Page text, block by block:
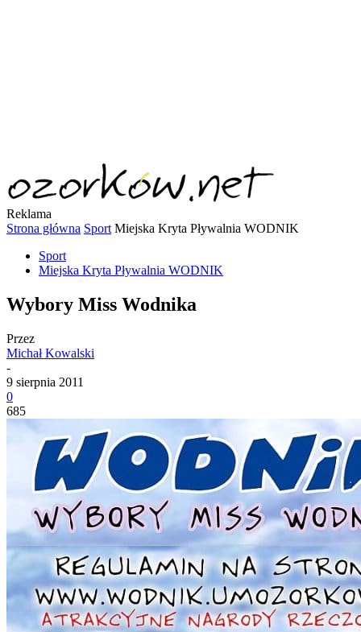
Reklama
Strona główna Sport Miejska Kryta Pływalnia WODNIK
Sport
Miejska Kryta Pływalnia WODNIK
Wybory Miss Wodnika
Przez
Michał Kowalski
-
9 sierpnia 2011
0
685